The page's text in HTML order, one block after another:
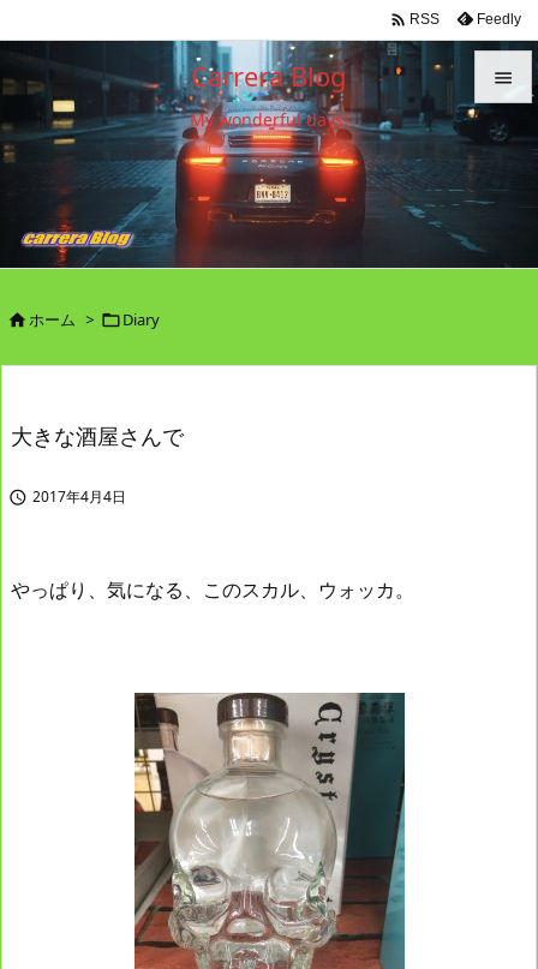
Carrera Blog
My wonderful days!


メニュ

 RSS Feedly
ホーム > Diary
大きな酒屋さんで
 2017年4月4日
やっぱり、気になる、このスカル、ウォッカ。